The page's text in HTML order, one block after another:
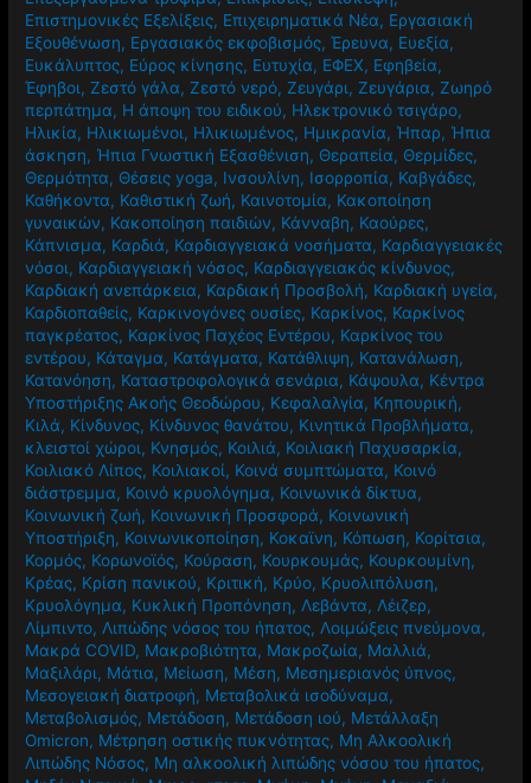
Περίοδος,Εορταστικό Τραπέζι,Επαρκής ύπνος,
Επεξεργασμένα τρόφιμα ,Επικρίσεις,Επίσκεψη,
Επιστημονικές Εξελίξεις, Επιχειρηματικά Νέα,Εργασιακή
Εξουθένωση,Εργασιακός εκφοβισμός ,Έρευνα,Ευεξία
Ευκάλυπτος ,Εύρος κίνησης,Ευτυχία,ΕΦΕΧ,Εφηβεία ,
Έφηβοι,Ζεστό γάλα, Ζεστό νερό, Ζευγάρι,Ζευγάρια,Ζωηρό
περπάτημα,Η άποψη του ειδικού,Ηλεκτρονικό τσιγάρο ,
Ηλικία,Ηλικιωμένοι ,Ηλικιωμένος,Ημικρανία,Ήπαρ,Ήπια
άσκηση,Ήπια Γνωστική Εξασθένιση ,Θεραπεία ,Θερμίδες,
Θερμότητα, Θέσεις yoga,Ινσουλίνη,Ισορροπία,Καβγάδες
Καθήκοντα ,Καθιστική ζωή,Καινοτομία,Κακοποίηση
γυναικών, Κακοποίηση παιδιών,Κάνναβη,Καούρες,
Κάπνισμα,Καρδιά,Καρδιαγγειακά νοσήματα,Καρδιαγγειακές
νόσοι,Καρδιαγγειακή νόσος,Καρδιαγγειακός κίνδυνος ,
Καρδιακή ανεπάρκεια,Καρδιακή Προσβολή,Καρδιακή υγεία
Καρδιοπαθείς ,Καρκινογόνες ουσίες,Καρκίνος,Καρκίνος
παγκρέατος,Καρκίνος Παχέος Εντέρου,Καρκίνος του
εντέρου,Κάταγμα,Κατάγματα,Κατάθλιψη,Κατανάλωση ,
Κατανόηση,Καταστροφολογικά σενάρια,Κάψουλα,Κέντρα
Υποστήριξης Ακοής Θεοδώρου,Κεφαλαλγία,Κηπουρική,
Κιλά, Κίνδυνος, Κίνδυνος θανάτου,Κινητικά Προβλήματα
κλειστοί χώροι, Κνησμός,Κοιλιά,Κοιλιακή Παχυσαρκία
Κοιλιακό Λίπος,Κοιλιακοί,Κοινά συμπτώματα,Κοινό
διάστρεμμα,Κοινό κρυολόγημα,Κοινωνικά δίκτυα
Κοινωνική ζωή,Κοινωνική Προσφορά,Κοινωνική
Υποστήριξη,Κοινωνικοποίηση ,Κοκαϊνη,Κόπωση,Κορίτσια
Κορμός ,Κορωνοϊός,Κούραση,Κουρκουμάς,Κουρκουμίνη
Κρέας,Κρίση πανικού , Κριτική,Κρύο,Κρυολιπόλυση
Κρυολόγημα,Κυκλική Προπόνηση,Λεβάντα,Λέιζερ,
Λίμπιντο,Λιπώδης νόσος του ήπατος,Λοιμώξεις πνεύμονα
Μακρά COVID,Μακροβιότητα,Μακροζωία,Μαλλιά,
Μαξιλάρι,Μάτια,Μείωση,Μέση,Μεσημεριανός ύπνος
Μεσογειακή διατροφή,Μεταβολικά ισοδύναμα,
Μεταβολισμός,Μετάδοση, Μετάδοση ιού,Μετάλλαξη
Omicron ,Μέτρηση οστικής πυκνότητας, Μη Αλκοολική